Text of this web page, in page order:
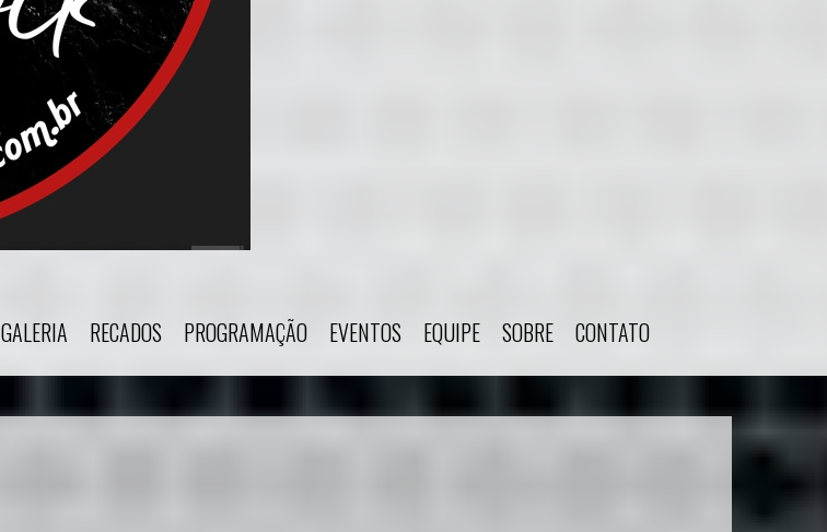
GALERIA RECADOS PROGRAMAÇÃO EVENTOS EQUIPE SOBRE CONTATO